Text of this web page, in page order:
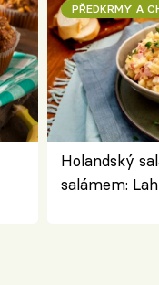
PŘEDKRMY A
Holandský
salámem: